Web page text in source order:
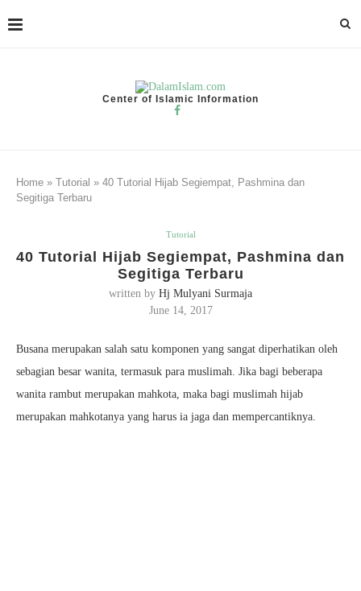
Center of Islamic Information
Home » Tutorial » 40 Tutorial Hijab Segiempat, Pashmina dan
Segitiga Terbaru
Tutorial
40 Tutorial Hijab Segiempat, Pashmina dan
Segitiga Terbaru
written by Hj Mulyani Surmaja
June 14, 2017
Busana merupakan salah satu komponen yang sangat diperhatikan oleh
sebagian besar wanita, termasuk para muslimah. Jika bagi beberapa
wanita rambut merupakan mahkota, maka bagi muslimah hijab
merupakan mahkotanya yang harus ia jaga dan mempercantiknya.